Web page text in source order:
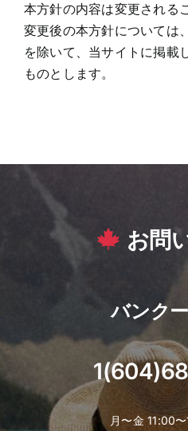
本方針の内容は変更される
変更後の本方針については
を除いて、当サイトに掲載
ものとします。
お問
バンク
月〜金 11:00